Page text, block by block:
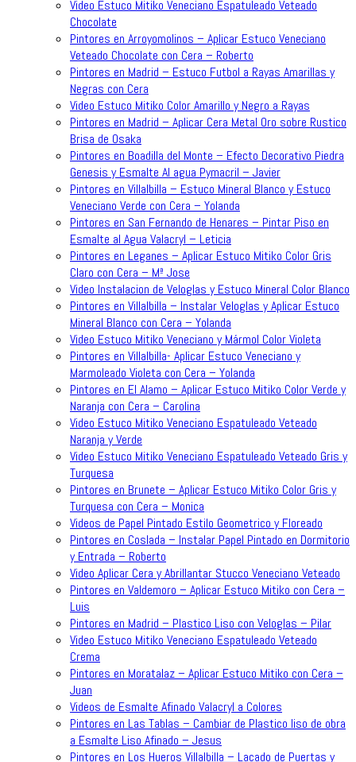
Video Estuco Mitiko Veneciano Espatuleado Veteado
Chocolate
Pintores en Arroyomolinos – Aplicar Estuco Veneciano
Veteado Chocolate con Cera – Roberto
Pintores en Madrid – Estuco Futbol a Rayas Amarillas y
Negras con Cera
Video Estuco Mitiko Color Amarillo y Negro a Rayas
Pintores en Madrid – Aplicar Cera Metal Oro sobre Rustico
Brisa de Osaka
Pintores en Boadilla del Monte – Efecto Decorativo Piedra
Genesis y Esmalte Al agua Pymacril – Javier
Pintores en Villalbilla – Estuco Mineral Blanco y Estuco
Veneciano Verde con Cera – Yolanda
Pintores en San Fernando de Henares – Pintar Piso en
Esmalte al Agua Valacryl – Leticia
Pintores en Leganes – Aplicar Estuco Mitiko Color Gris
Claro con Cera – Mª Jose
Video Instalacion de Veloglas y Estuco Mineral Color Blanco
Pintores en Villalbilla – Instalar Veloglas y Aplicar Estuco
Mineral Blanco con Cera – Yolanda
Video Estuco Mitiko Veneciano y Mármol Color Violeta
Pintores en Villalbilla- Aplicar Estuco Veneciano y
Marmoleado Violeta con Cera – Yolanda
Pintores en El Alamo – Aplicar Estuco Mitiko Color Verde y
Naranja con Cera – Carolina
Video Estuco Mitiko Veneciano Espatuleado Veteado
Naranja y Verde
Video Estuco Mitiko Veneciano Espatuleado Veteado Gris y
Turquesa
Pintores en Brunete – Aplicar Estuco Mitiko Color Gris y
Turquesa con Cera – Monica
Videos de Papel Pintado Estilo Geometrico y Floreado
Pintores en Coslada – Instalar Papel Pintado en Dormitorio
y Entrada – Roberto
Video Aplicar Cera y Abrillantar Stucco Veneciano Veteado
Pintores en Valdemoro – Aplicar Estuco Mitiko con Cera –
Luis
Pintores en Madrid – Plastico Liso con Veloglas – Pilar
Video Estuco Mitiko Veneciano Espatuleado Veteado
Crema
Pintores en Moratalaz – Aplicar Estuco Mitiko con Cera –
Juan
Videos de Esmalte Afinado Valacryl a Colores
Pintores en Las Tablas – Cambiar de Plastico liso de obra
a Esmalte Liso Afinado – Jesus
Pintores en Los Hueros Villalbilla – Lacado de Puertas y